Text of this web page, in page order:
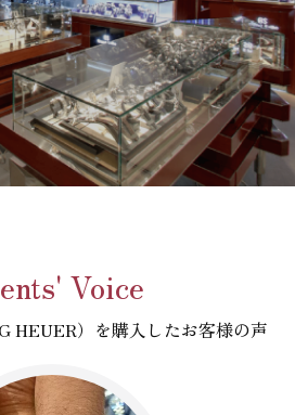
Voice
HEUER）を購入したお客様の声